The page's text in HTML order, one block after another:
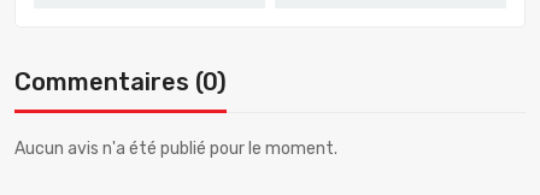
Commentaires (0)
Aucun avis n'a été publié pour le moment.